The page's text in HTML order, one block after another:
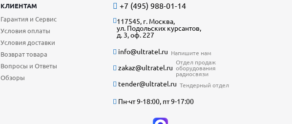
КЛИЕНТАМ
Гарантия и Сервис
Условия оплаты
Условия доставки
Возврат товара
Вопросы и Ответы
Обзоры
+7 (495) 988-01-14
117545, г. Москва,
ул. Подольских курсантов,
д. 3, оф. 227
info@ultratel.ru Напишите нам
zakaz@ultratel.ru
Отдел продаж
оборудования
радиосвязи
tender@ultratel.ru Тендерный отдел
Пн-чт 9-18:00, пт 9-17:00